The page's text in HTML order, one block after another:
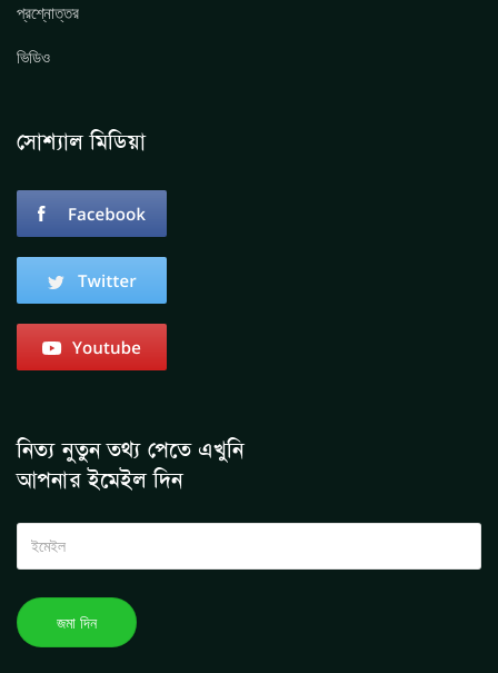
প্রশ্নোত্তর
ভিডিও
সোশ্যাল মিডিয়া
নিত্য নুতুন তথ্য পেতে এখুনি
আপনার ইমেইল দিন